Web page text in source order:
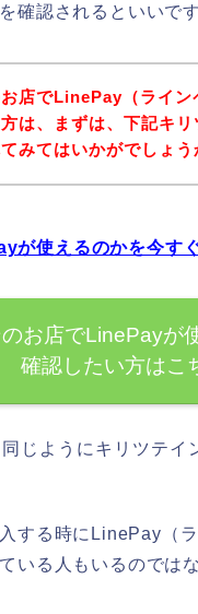
確認されるといいで
店でLinePay（ライン
は、まずは、下記キ
みてはいかがでしょう
が使えるのかを今す
お店でLinePayが
確認したい方はこ
じようにキリツテ
する時にLinePay（
いる人もいるのでは